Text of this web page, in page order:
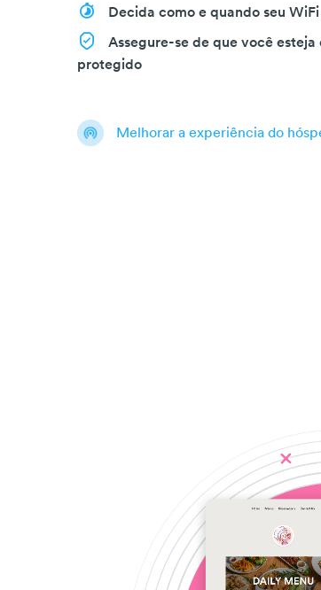
Decida como e quando seu
Assegure-se de que você
protegido
Melhorar a experiência do